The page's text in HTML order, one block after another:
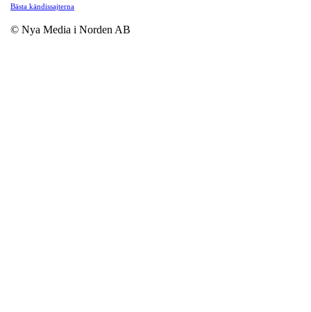
Bästa kändissajterna
© Nya Media i Norden AB